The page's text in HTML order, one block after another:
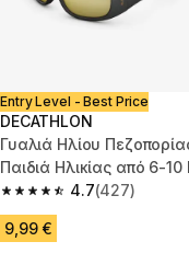
Entry Level - Best Price
DECATHLON
Γυαλιά Ηλίου
Παιδιά Ηλικίας από 6-
MH T100 Κατηγορίας 3
4.7
4.7 out of 5 stars from
(427)
9,99 €